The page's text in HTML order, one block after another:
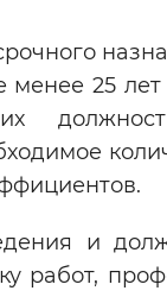
менее 25
и
работ,